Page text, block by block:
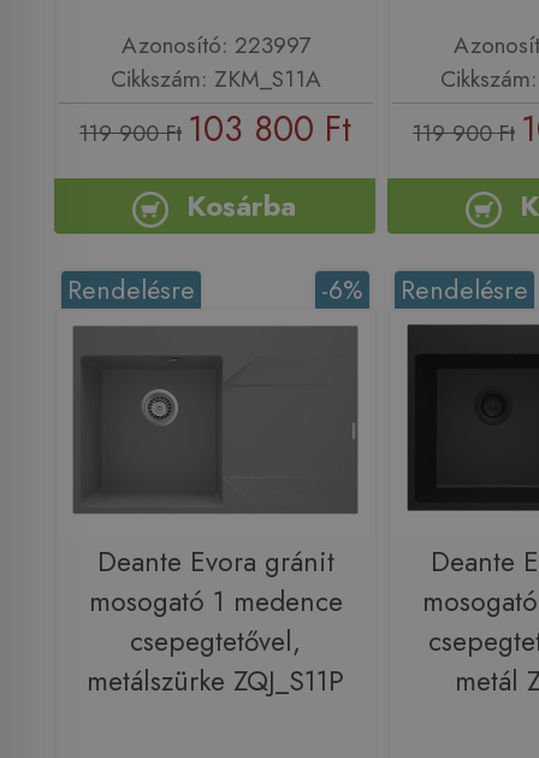
Azonosító: 223997
Cikkszám: ZKM_S11A
119 900 Ft 103 800 Ft
Kosárba
119 900 Ft
-6%
Rendelésre
Deante Evora gránit
mosogató 1 medence
csepegtetővel,
metálszürke ZQJ_S11P
Rendelésre
Deante
metál